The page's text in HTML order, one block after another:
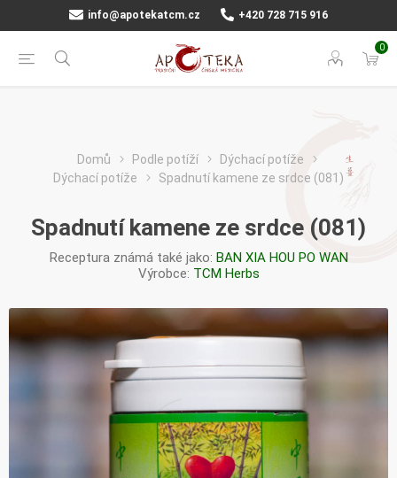
info@apotekatcm.cz +420 728 715 916
0
Domů Podle potíží
Dýchací potíže
Dýchací potíže
Spadnutí kamene ze srdce (081)
Spadnutí kamene ze srdce (081)
Receptura známá také jako: BAN XIA HOU PO WAN
Výrobce: TCM Herbs